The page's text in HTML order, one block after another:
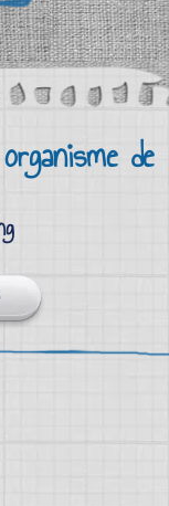
organisme de